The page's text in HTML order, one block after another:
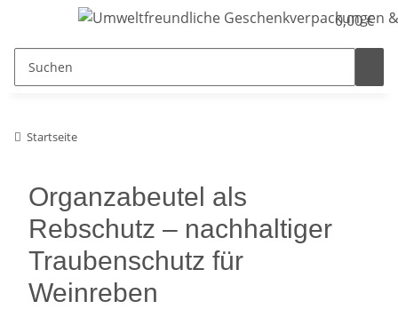
0,00 €
Startseite
Organzabeutel als
Rebschutz – nachhaltiger
Traubenschutz für
Weinreben